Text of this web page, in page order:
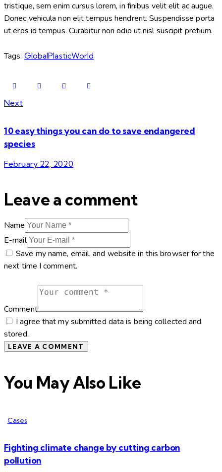
tristique, sem enim cursus lorem, in finibus velit elit ac augue.
Donec vehicula non elit tempus hendrerit. Suspendisse porta
ut eros id tempus. Curabitur non odio ut nisl suscipit pretium.
Tags: GlobalPlasticWorld
Next
10 easy things you can do to save endangered
species
February 22, 2020
Leave a comment
Name
E-mail
Save my name, email, and website in this browser for the
next time I comment.
Comment
I agree that my submitted data is being collected and
stored.
You May Also Like
Cases
Fighting climate change by cutting carbon
pollution